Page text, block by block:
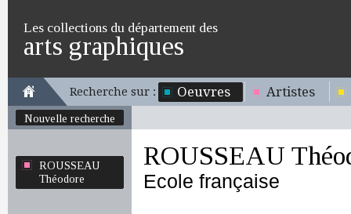
Les collections du département des
arts graphiques
Recherche sur : Oeuvres Artistes
Nouvelle recherche
ROUSSEAU
Théodore
ROUSSEAU
Ecole française